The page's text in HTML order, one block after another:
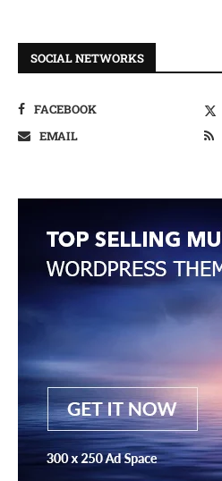
SOCIAL NETWORKS
FACEBOOK
EMAIL